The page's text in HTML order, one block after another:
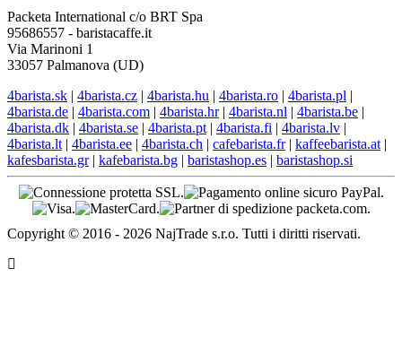
Packeta International c/o BRT Spa
95686557 - baristacaffe.it
Via Marinoni 1
33057 Palmanova (UD)
4barista.sk | 4barista.cz | 4barista.hu | 4barista.ro | 4barista.pl |
4barista.de | 4barista.com | 4barista.hr| 4barista.nl | 4barista.be |
4barista.dk | 4barista.se | 4barista.pt | 4barista.fi | 4barista.lv |
4barista.lt | 4barista.ee | 4barista.ch | cafebarista.fr| kaffeebarista.at |
kafesbarista.gr| kafebarista.bg | baristashop.es | baristashop.si
Copyright © 2016 - 2026 NajTrade s.r.o. Tutti i diritti riservati.